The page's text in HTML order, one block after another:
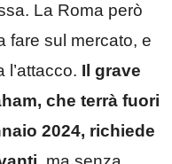
La Roma però
fare sul mercato, e
Il grave
che terrà fuori
2024, richiede